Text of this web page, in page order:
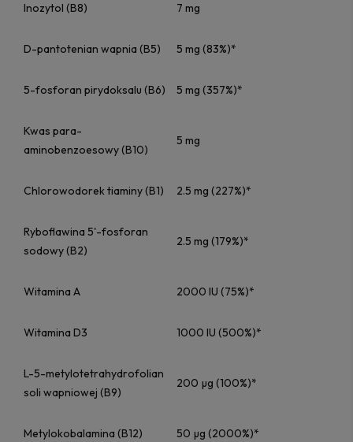
Inozytol (B8) 7 mg
D-pantotenian wapnia (B5) 5 mg (83%)*
5-fosforan pirydoksalu (B6) 5 mg (357%)*
Kwas para-
aminobenzoesowy (B10)
5 mg
Chlorowodorek tiaminy (B1) 2.5 mg (227%)*
Ryboflawina 5'-fosforan
sodowy (B2)
2.5 mg (179%)*
Witamina A 2000 IU (75%)*
Witamina D3 1000 IU (500%)*
L-5-metylotetrahydrofolian
soli wapniowej (B9)
200 µg (100%)*
Metylokobalamina (B12) 50 µg (2000%)*